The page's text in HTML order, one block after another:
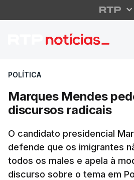
Marques
POLÍTICA
Marques Mendes
discursos radicais
O candidato presidencial
defende que os imigrantes
todos os males e apela à
discurso sobre o tema em